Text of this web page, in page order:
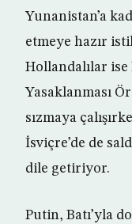
Yunanistan’a
etmeye hazır
Hollandalılar ise
Yasaklanması
sızmaya
İsviçre’de de
dile getiriyor.
Putin, Batı’yla